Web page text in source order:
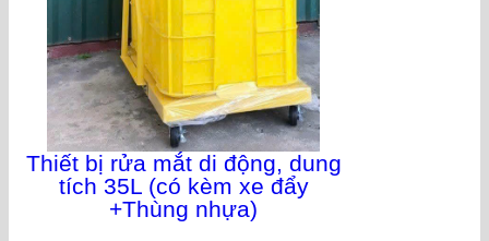
Thiết bị rửa mắt di động, dung
tích 35L (có kèm xe đẩy
+Thùng nhựa)